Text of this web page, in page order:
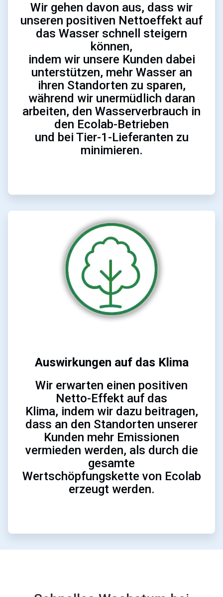
Wir gehen davon aus, dass wir
unseren positiven Nettoeffekt auf
das Wasser schnell steigern
können,
indem wir unsere Kunden dabei
unterstützen, mehr Wasser an
ihren Standorten zu sparen,
während wir unermüdlich daran
arbeiten, den Wasserverbrauch in
den Ecolab-Betrieben
und bei Tier-1-Lieferanten zu
minimieren.
2
2
Auswirkungen auf das Klima
Wir erwarten einen positiven
Netto-Effekt auf das
Klima, indem wir dazu beitragen,
dass an den Standorten unserer
Kunden mehr Emissionen
vermieden werden, als durch die
gesamte
Wertschöpfungskette von Ecolab
erzeugt werden.